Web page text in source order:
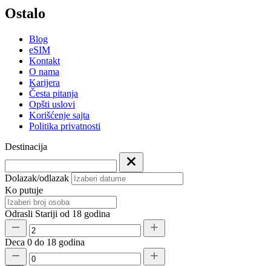
Ostalo
Blog
eSIM
Kontakt
O nama
Karijera
Česta pitanja
Opšti uslovi
Korišćenje sajta
Politika privatnosti
Destinacija
Dolazak/odlazak
Ko putuje
Odrasli Stariji od 18 godina
Deca 0 do 18 godina